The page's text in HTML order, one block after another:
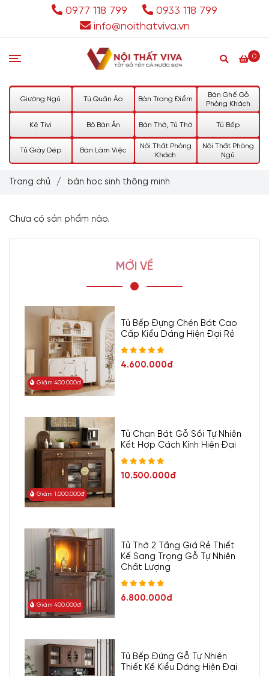
0977 118 799
0933 118 799
info@noithatviva.vn
0
Giường Ngủ Tủ Quần Áo Bàn Trang Điểm
Bàn Ghế Gỗ
Phòng Khách
Kệ Tivi Bộ Bàn Ăn Bàn Thờ, Tủ Thờ Tủ Bếp
Tủ Giày Dép Bàn Làm Việc
Nội Thất Phòng
Khách
Nội Thất Phòng
Ngủ
Trang chủ / bàn học sinh thông minh
Chưa có sản phẩm nào.
MỚI VỀ
Giảm 400.000đ
Tủ Bếp Đựng Chén Bát Cao
Cấp Kiểu Dáng Hiện Đại Rẻ
4.600.000đ
Giảm 1.000.000đ
Tủ Chạn Bát Gỗ Sồi Tự Nhiên
Kết Hợp Cách Kính Hiện Đại
10.500.000đ
Giảm 400.000đ
Tủ Thờ 2 Tầng Giá Rẻ Thiết
Kế Sang Trọng Gỗ Tự Nhiên
Chất Lượng
6.800.000đ
Tủ Bếp Đứng Gỗ Tự Nhiên
Thiết Kế Kiểu Dáng Hiện Đại